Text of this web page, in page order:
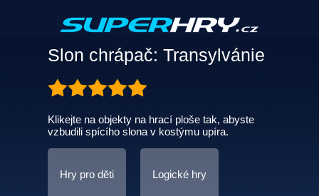
Slon chrápač: Transylvánie
Klikejte na objekty na hrací ploše tak, abyste
vzbudili spícího slona v kostýmu upíra.
Hry pro děti Logické hry